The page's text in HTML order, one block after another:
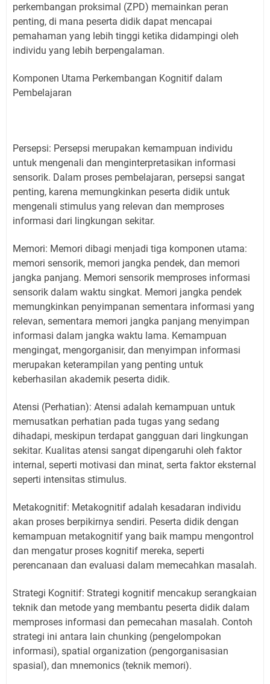
perkembangan proksimal (ZPD) memainkan peran
penting, di mana peserta didik dapat mencapai
pemahaman yang lebih tinggi ketika didampingi oleh
individu yang lebih berpengalaman.
Komponen Utama Perkembangan Kognitif dalam
Pembelajaran
Persepsi: Persepsi merupakan kemampuan individu
untuk mengenali dan menginterpretasikan informasi
sensorik. Dalam proses pembelajaran, persepsi sangat
penting, karena memungkinkan peserta didik untuk
mengenali stimulus yang relevan dan memproses
informasi dari lingkungan sekitar.
Memori: Memori dibagi menjadi tiga komponen utama:
memori sensorik, memori jangka pendek, dan memori
jangka panjang. Memori sensorik memproses informasi
sensorik dalam waktu singkat. Memori jangka pendek
memungkinkan penyimpanan sementara informasi yang
relevan, sementara memori jangka panjang menyimpan
informasi dalam jangka waktu lama. Kemampuan
mengingat, mengorganisir, dan menyimpan informasi
merupakan keterampilan yang penting untuk
keberhasilan akademik peserta didik.
Atensi (Perhatian): Atensi adalah kemampuan untuk
memusatkan perhatian pada tugas yang sedang
dihadapi, meskipun terdapat gangguan dari lingkungan
sekitar. Kualitas atensi sangat dipengaruhi oleh faktor
internal, seperti motivasi dan minat, serta faktor eksternal
seperti intensitas stimulus.
Metakognitif: Metakognitif adalah kesadaran individu
akan proses berpikirnya sendiri. Peserta didik dengan
kemampuan metakognitif yang baik mampu mengontrol
dan mengatur proses kognitif mereka, seperti
perencanaan dan evaluasi dalam memecahkan masalah.
Strategi Kognitif: Strategi kognitif mencakup serangkaian
teknik dan metode yang membantu peserta didik dalam
memproses informasi dan pemecahan masalah. Contoh
strategi ini antara lain chunking (pengelompokan
informasi), spatial organization (pengorganisasian
spasial), dan mnemonics (teknik memori).